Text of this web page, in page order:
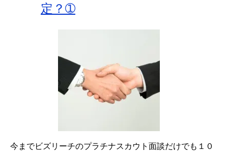
定？➀
今までビズリーチのプラチナスカウト面談だけでも１０